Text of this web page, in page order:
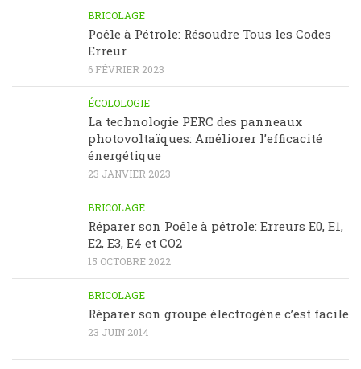
BRICOLAGE
Poêle à Pétrole: Résoudre Tous les Codes
Erreur
6 FÉVRIER 2023
ÉCOLOLOGIE
La technologie PERC des panneaux
photovoltaïques: Améliorer l’efficacité
énergétique
23 JANVIER 2023
BRICOLAGE
Réparer son Poêle à pétrole: Erreurs E0, E1,
E2, E3, E4 et CO2
15 OCTOBRE 2022
BRICOLAGE
Réparer son groupe électrogène c’est facile
23 JUIN 2014